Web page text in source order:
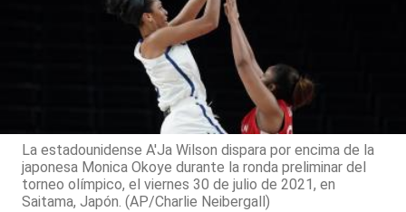
La estadounidense A'Ja Wilson dispara por encima de la
japonesa Monica Okoye durante la ronda preliminar del
torneo olímpico, el viernes 30 de julio de 2021, en
Saitama, Japón. (AP/Charlie Neibergall)